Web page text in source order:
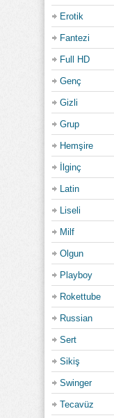
Erotik
Fantezi
Full HD
Genç
Gizli
Grup
Hemşire
İlginç
Latin
Liseli
Milf
Olgun
Playboy
Rokettube
Russian
Sert
Sikiş
Swinger
Tecavüz